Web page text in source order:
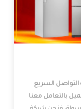
السريع
بالتعامل معنا